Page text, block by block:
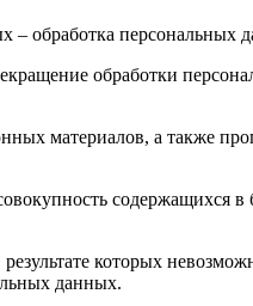
– обработка
обработки
материалов, а также
содержащихся
которых
данных.